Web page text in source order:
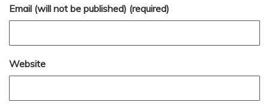
Email (will not be published) (required)
Website